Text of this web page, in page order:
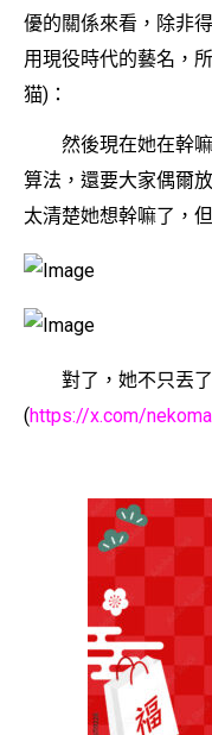
優的關係來看，除非
用現役時代的藝名，
猫)：
然後現在她在幹嘛
算法，還要大家偶爾
太清楚她想幹嘛了，
對了，她不只丟了
(https://x.com/